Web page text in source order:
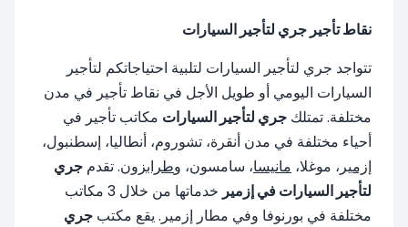
نقاط تأجير جري لتأجير السيارات
تتواجد جري لتأجير السيارات لتلبية احتياجاتكم لتأجير
السيارات اليومي أو طويل الأجل في نقاط تأجير في مدن
مختلفة. تمتلك جري لتأجير السيارات مكاتب تأجير في
أحياء مختلفة في مدن أنقرة، تشوروم، أنطاليا، إسطنبول،
إزمير ، موغلا، مانيسا، سامسون، وطرابزون. تقدم جري
لتأجير السيارات في إزمير
خدماتها من خلال 3 مكاتب
مختلفة في بورنوفا وفي مطار إزمير. يقع مكتب جري